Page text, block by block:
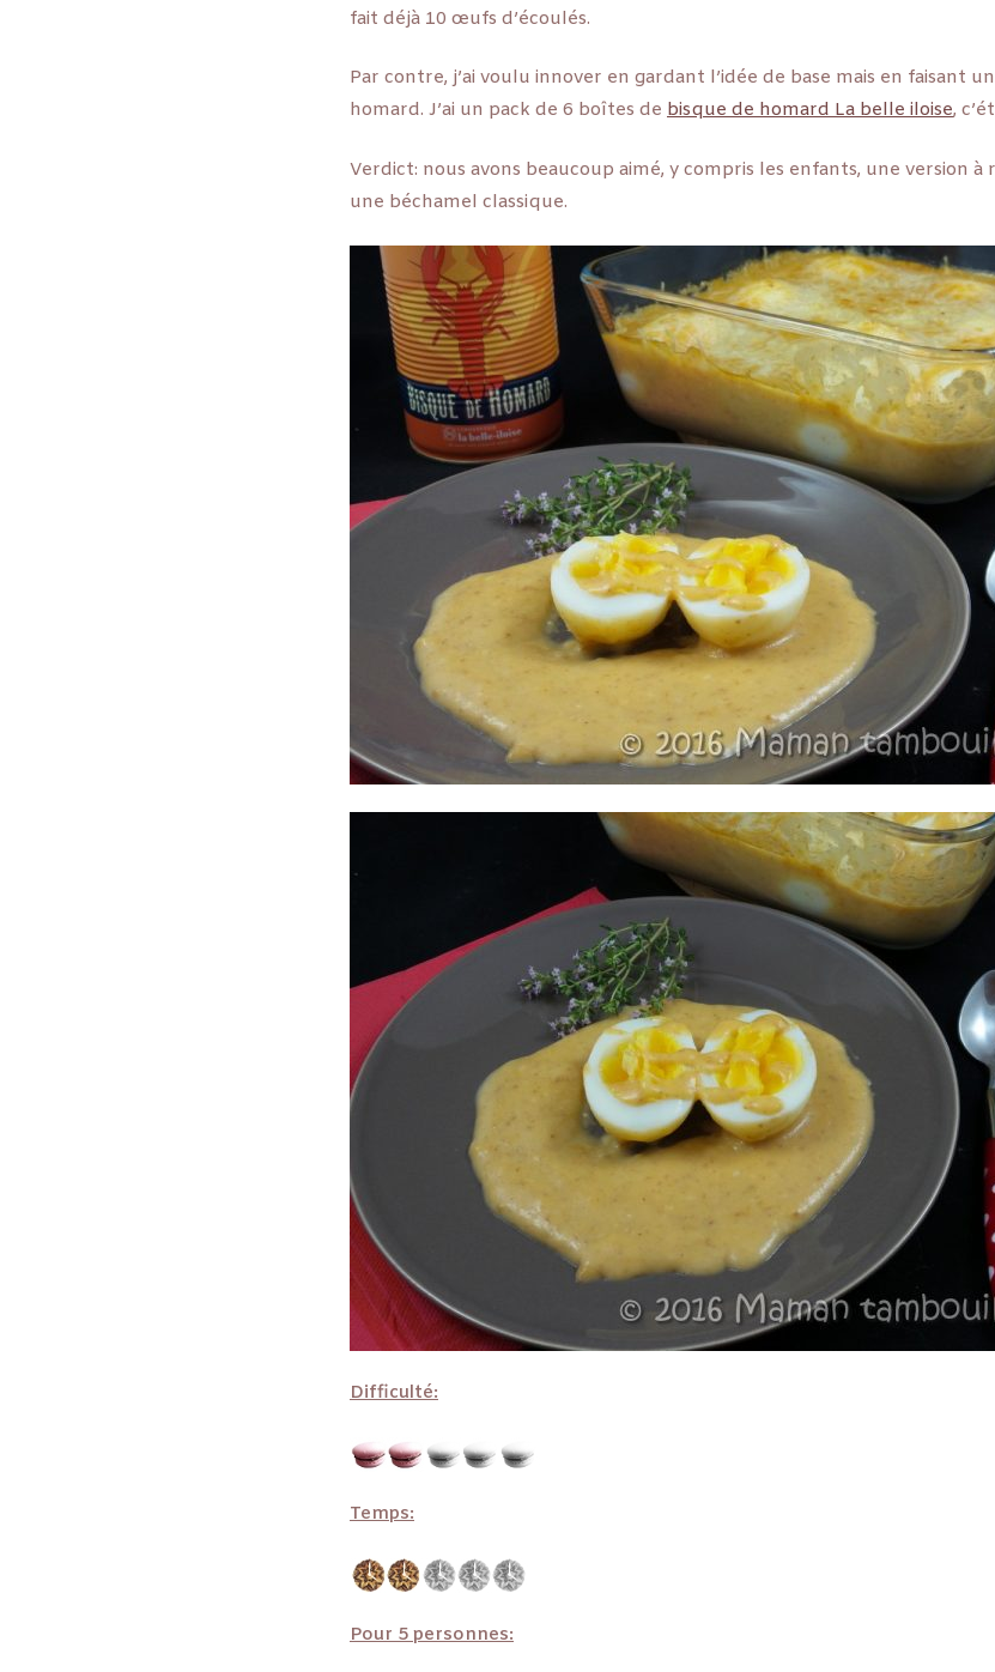
fait déjà 10 œufs d’écoulés.
Par contre, j’ai voulu innover en gardant l’idée de base mais en faisant
homard. J’ai un pack de 6 boîtes de bisque de homard La belle iloise,
Verdict: nous avons beaucoup aimé, y compris les enfants, une version à
une béchamel classique.
Difficulté:
Temps:
Pour 5 personnes: